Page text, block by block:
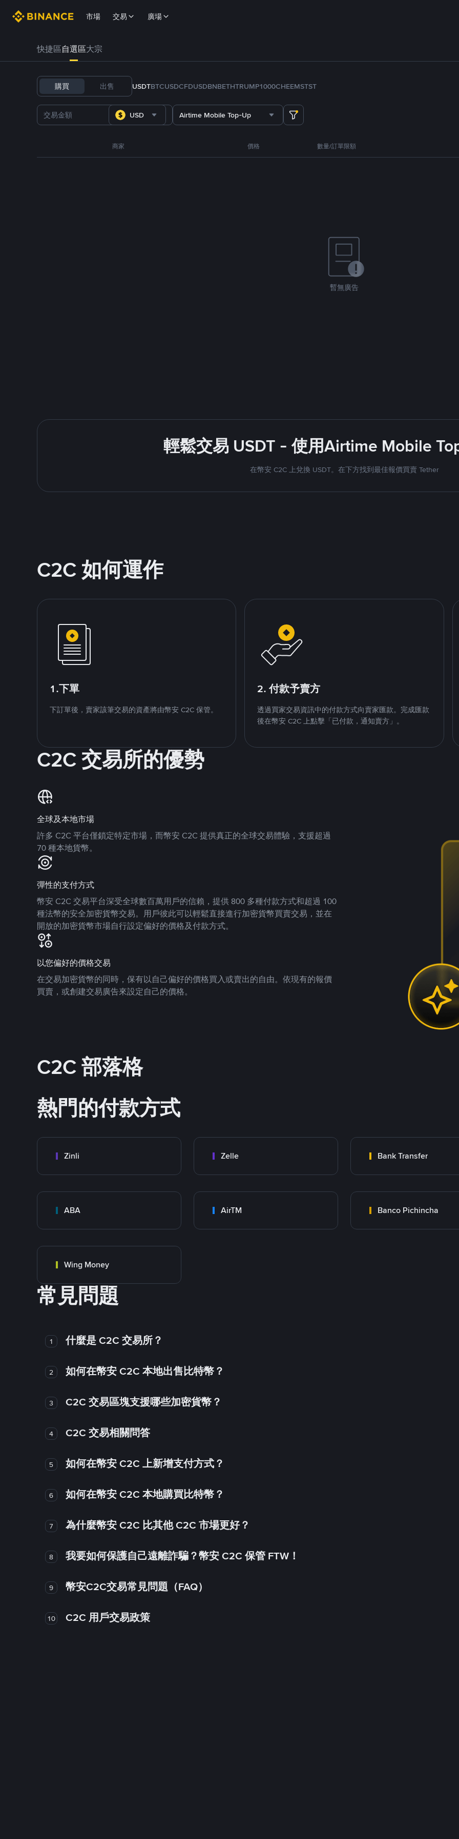
市場 交易 廣場
快捷區自選區大宗
購買 出售 USDTBTCUSDCFDUSDBNBETHTRUMP1000CHEEMSTST
USD Airtime Mobile Top-Up
商家 價格 數量/訂單限額
暫無廣告
輕鬆交易 USDT - 使用Airtime Mobile
在幣安 C2C 上兌換 USDT。在下方找到最佳報價買賣 Tether
C2C 如何運作
1.下單
下訂單後，賣家該筆交易的資產將由幣安 C2C 保管。
2. 付款予賣方
透過買家交易資訊中的付款方式向賣家匯款。完成匯款
後在幣安 C2C 上點擊「已付款，通知賣方」。
C2C 交易所的優勢
全球及本地市場
許多 C2C 平台僅鎖定特定市場，而幣安 C2C 提供真正的全球交易體驗，支援超過
70 種本地貨幣。
彈性的支付方式
幣安 C2C 交易平台深受全球數百萬用戶的信賴，提供 800 多種付款方式和超過 100
種法幣的安全加密貨幣交易。用戶彼此可以輕鬆直接進行加密貨幣買賣交易，並在
開放的加密貨幣市場自行設定偏好的價格及付款方式。
以您偏好的價格交易
在交易加密貨幣的同時，保有以自己偏好的價格買入或賣出的自由。依現有的報價
買賣，或創建交易廣告來設定自己的價格。
C2C 部落格
熱門的付款方式
Zinli Zelle Bank Transfer
ABA AirTM Banco Pichincha
Wing Money
常見問題
1 什麼是 C2C 交易所？
2 如何在幣安 C2C 本地出售比特幣？
3 C2C 交易區塊支援哪些加密貨幣？
4 C2C 交易相關問答
5 如何在幣安 C2C 上新增支付方式？
6 如何在幣安 C2C 本地購買比特幣？
7 為什麼幣安 C2C 比其他 C2C 市場更好？
8 我要如何保護自己遠離詐騙？幣安 C2C 保管 FTW！
9 幣安C2C交易常見問題（FAQ）
10 C2C 用戶交易政策